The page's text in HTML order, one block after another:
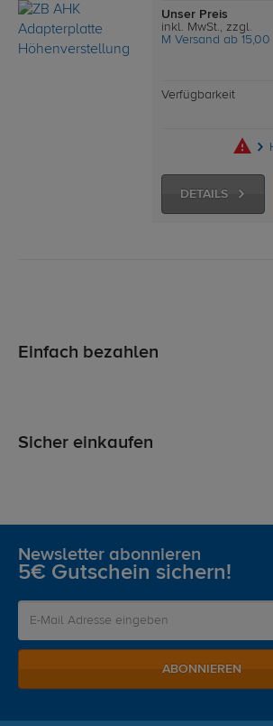
Unser Preis
inkl. MwSt., zzgl.
M Versand ab
Verfügbarkeit
DETAILS
Einfach bezahlen
Sicher einkaufen
Newsletter abonnieren
5€ Gutschein sichern!
ABONNIEREN